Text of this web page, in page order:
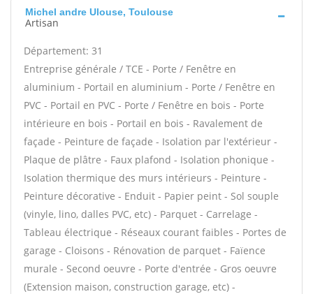
Michel andre Ulouse, Toulouse
Artisan
Département: 31
Entreprise générale / TCE - Porte / Fenêtre en
aluminium - Portail en aluminium - Porte / Fenêtre en
PVC - Portail en PVC - Porte / Fenêtre en bois - Porte
intérieure en bois - Portail en bois - Ravalement de
façade - Peinture de façade - Isolation par l'extérieur -
Plaque de plâtre - Faux plafond - Isolation phonique -
Isolation thermique des murs intérieurs - Peinture -
Peinture décorative - Enduit - Papier peint - Sol souple
(vinyle, lino, dalles PVC, etc) - Parquet - Carrelage -
Tableau électrique - Réseaux courant faibles - Portes de
garage - Cloisons - Rénovation de parquet - Faïence
murale - Second oeuvre - Porte d'entrée - Gros oeuvre
(Extension maison, construction garage, etc) -